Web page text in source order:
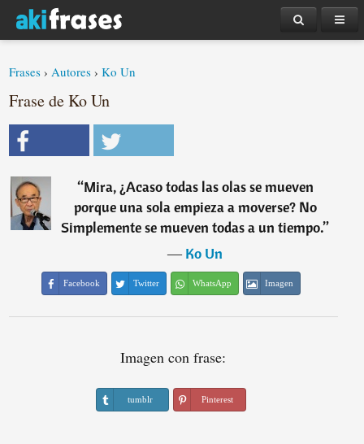
Frases ›Autores ›Ko Un
Frase de Ko Un
“Mira, ¿Acaso todas las olas se mueven
porque una sola empieza a moverse? No
Simplemente se mueven todas a un tiempo.”
―Ko Un
Facebook Twitter WhatsApp Imagen
Imagen con frase:
tumblr Pinterest